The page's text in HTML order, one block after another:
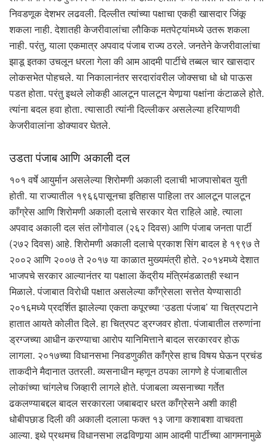
निवडणूक देशभर लढवली. दिल्लीत त्यांच्या पक्षाचा एकही खासदार जिंकू
शकला नाही. देशातही केजरीवालांचा लौकिक मतपेट्यांमध्ये उतरू शकला
नाही. परंतु, याला एकमात्र अपवाद पंजाब राज्य ठरले. जनतेने केजरीवालांचा
झाडू इतका उचलून धरला गेला की आम आदमी पार्टीचे तब्बल चार खासदार
लोकसभेत पोहचले. या निकालानंतर सरदारांवरील जोक्सचा धो धो पाऊस
पडत होता. परंतु इथले लोकही आलटून पालटून येणार्‍या पक्षांना कंटाळले होते.
त्यांना बदल हवा होता. त्यासाठी त्यांनी दिल्लीकर असलेल्या हरियाणवी
केजरीवालांना डोक्यावर घेतले.
उडता पंजाब आणि अकाली दल
१०१ वर्षे आयुर्मान असलेल्या शिरोमणी अकाली दलाची भाजपासोबत युती
होती. या राज्यातील १९६६पासूनचा इतिहास पाहिला तर आलटून पालटून
काँग्रेस आणि शिरोमणी अकाली दलाचे सरकार येत राहिले आहे. त्याला
अपवाद अकाली दल संत लोंगोवाल (२६२ दिवस) आणि पंजाब जनता पार्टी
(२७२ दिवस) आहे. शिरोमणी अकाली दलाचे प्रकाश सिंग बादल हे १९९७ ते
२००२ आणि २००७ ते २०१७ या काळात मुख्यमंत्री होते. २०१४मध्ये देशात
भाजपचे सरकार आल्यानंतर या पक्षाला केंद्रीय मंत्रिमंडळातही स्थान
मिळाले. पंजाबात विरोधी पक्षात असलेल्या काँग्रेसला सत्तेत येण्यासाठी
२०१६मध्ये प्रदर्शित झालेल्या एकता कपूरच्या ‘उडता पंजाब’ या चित्रपटाने
हातात आयते कोलीत दिले. हा चित्रपट ड्रग्जवर होता. पंजाबातील तरुणांना
ड्रग्जच्या आधीन करण्याचा आरोप यानिमित्ताने बादल सरकारवर होऊ
लागला. २०१७च्या विधानसभा निवडणुकीत काँग्रेस हाच विषय घेऊन प्रचंड
ताकदीने मैदानात उतरली. व्यसनाधीन म्हणून ठपका लागणे हे पंजाबातील
लोकांच्या चांगलेच जिव्हारी लागले होते. पंजाबला व्यसनाच्या गर्तेत
ढकलण्याबद्दल बादल सरकारला जबाबदार धरत काँग्रेसने अशी काही
धोबीपछाड दिली की अकाली दलाला फक्त १३ जागा कशाबशा वाचवता
आल्या. इथे प्रथमच विधानसभा लढविणार्‍या आम आदमी पार्टीच्या आगमनामुळे